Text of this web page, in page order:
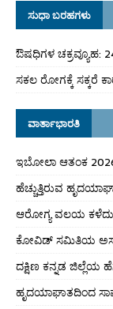
ಸುಧಾ ಬರಹಗಳು
ಔಷಧಿಗಳ ಚಕ್ರವ್ಯೂಹ:
ಸಕಲ ರೋಗಕ್ಕೆ ಸಕ್ಕರೆ
ವಾರ್ತಾಭಾರತಿ
ಇಬೋಲಾ ಆತಂಕ
ಹೆಚ್ಚುತ್ತಿರುವ
ಆರೋಗ್ಯ ವಲಯ
ಕೋವಿಡ್ ಸಮಿತಿಯ
ದಕ್ಷಿಣ ಕನ್ನಡ ಜಿಲ್ಲೆಯ
ಹೃದಯಾಘಾತದಿಂದ